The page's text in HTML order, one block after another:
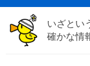
いざとい
確かな情